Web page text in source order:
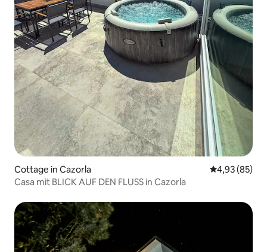
Cottage in Cazorla
4,93 (85)
Casa mit BLICK AUF DEN FLUSS in Cazorla